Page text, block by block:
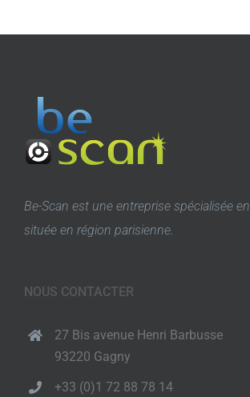
Be-Scan est une entreprise spécialisée en
située en région parisienne.
NOUS CONTACTER
27 Bis avenue Henri Barbusse
93220 Gagny
+33 (0)1 72 88 78 14